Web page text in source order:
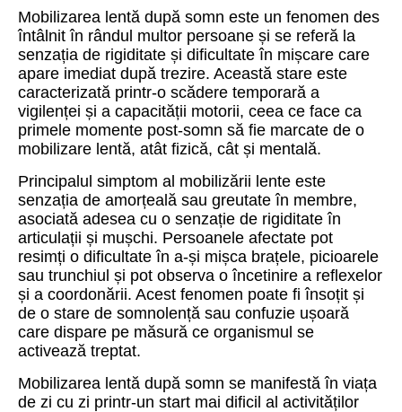
Mobilizarea lentă după somn este un fenomen des
întâlnit în rândul multor persoane și se referă la
senzația de rigiditate și dificultate în mișcare care
apare imediat după trezire. Această stare este
caracterizată printr-o scădere temporară a
vigilenței și a capacității motorii, ceea ce face ca
primele momente post-somn să fie marcate de o
mobilizare lentă, atât fizică, cât și mentală.
Principalul simptom al mobilizării lente este
senzația de amorțeală sau greutate în membre,
asociată adesea cu o senzație de rigiditate în
articulații și mușchi. Persoanele afectate pot
resimți o dificultate în a-și mișca brațele, picioarele
sau trunchiul și pot observa o încetinire a reflexelor
și a coordonării. Acest fenomen poate fi însoțit și
de o stare de somnolență sau confuzie ușoară
care dispare pe măsură ce organismul se
activează treptat.
Mobilizarea lentă după somn se manifestă în viața
de zi cu zi printr-un start mai dificil al activităților